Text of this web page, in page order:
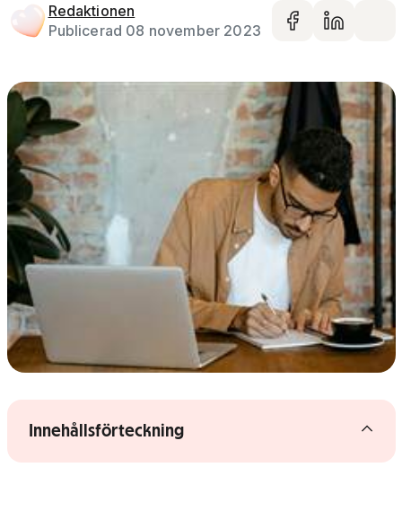
Redaktionen
Publicerad 08 november 2023
Dela på
Dela
Gå vidare till artikelns
innehåll
Visa/dölj innehållsförteckning
Innehållsförteckning